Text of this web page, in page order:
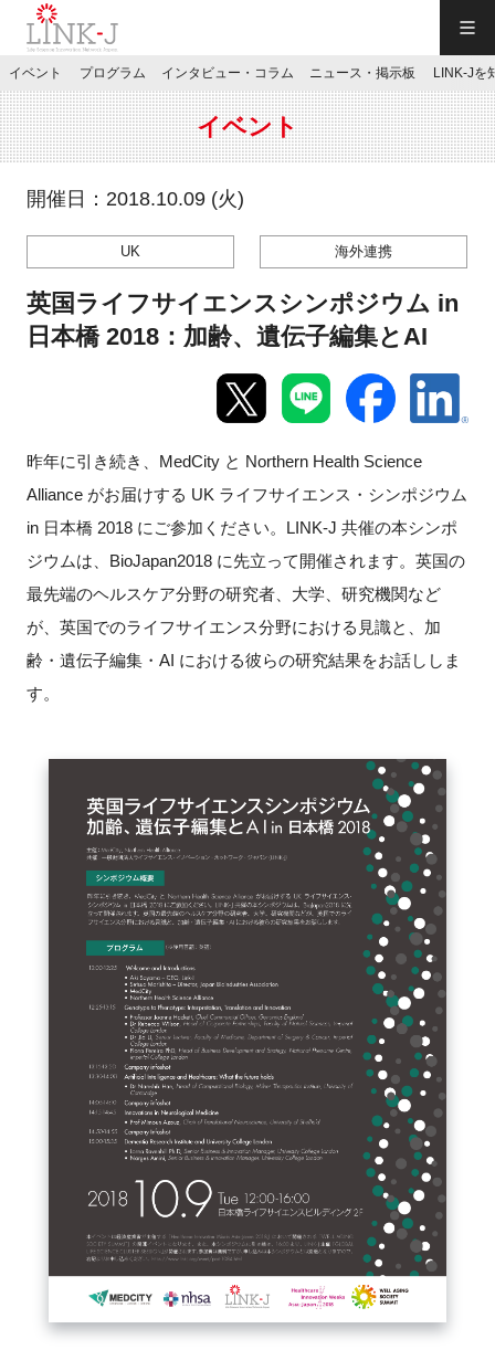
JP／EN
特別会員専用メニュー
施設ご予約
マイページ
新規登録
イベント
プログラム
LINK-Jを知る
特別会員
施設・アクセス
イベントお知らせメール登録
イベント プログラム インタビュー・コラム ニュース・掲示板 LINK-Jを
イベント
開催日：2018.10.09 (火)
UK 海外連携
英国ライフサイエンスシンポジウム in
日本橋 2018：加齢、遺伝子編集とAI
昨年に引き続き、MedCity と Northern Health Science
Alliance がお届けする UK ライフサイエンス・シンポジウム
in 日本橋 2018 にご参加ください。LINK-J 共催の本シンポ
ジウムは、BioJapan2018 に先立って開催されます。英国の
最先端のヘルスケア分野の研究者、大学、研究機関など
が、英国でのライフサイエンス分野における見識と、加
齢・遺伝子編集・AI における彼らの研究結果をお話ししま
す。